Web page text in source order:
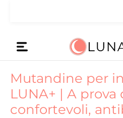
Mutandine per
LUNA+ | A
confortevoli,